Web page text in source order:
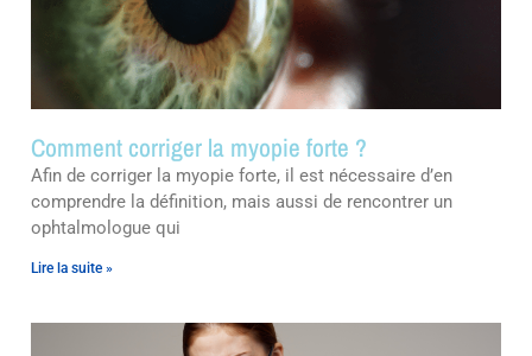
Comment corriger la myopie forte ?
Afin de corriger la myopie forte, il est nécessaire d’en
comprendre la définition, mais aussi de rencontrer un
ophtalmologue qui
Lire la suite »